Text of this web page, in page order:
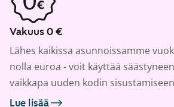
Vakuus 0 €
Lähes kaikissa asunnoissamme
nolla euroa - voit käyttää
vaikkapa uuden kodin
Lue lisää